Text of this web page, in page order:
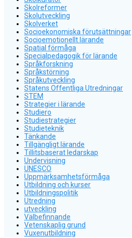
Skolreformer
Skolutveckling
Skolverket
Socioekonomiska förutsättningar
Socioemotionellt lärande
Spatial förmåga
Specialpedagogik för lärande
Språkforskning
Språkstörning
Språkutveckling
Statens Offentliga Utredningar
STEM
Strategier i lärande
Studiero
Studiestrategier
Studieteknik
Tänkande
Tillgängligt lärande
Tillitsbaserat ledarskap
Undervisning
UNESCO
Uppmärksamhetsförmåga
Utbildning och kurser
Utbildningspolitik
Utredning
utveckling
Välbefinnande
Vetenskaplig grund
Vuxenutbildning